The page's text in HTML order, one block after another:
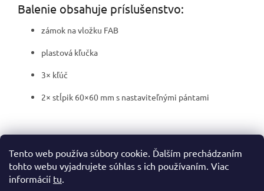
Tento web používa súbory cookie. Ďalším prechádzaním
tohto webu vyjadrujete súhlas s ich používaním. Viac
informácií tu.
Balenie obsahuje príslušenstvo:
zámok na vložku FAB
plastová kľučka
3× kľúč
2× stĺpik 60×60 mm s nastaviteľnými pántami
Z